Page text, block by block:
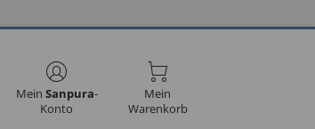
Mein Sanpura-
Konto
Mein
Warenkorb